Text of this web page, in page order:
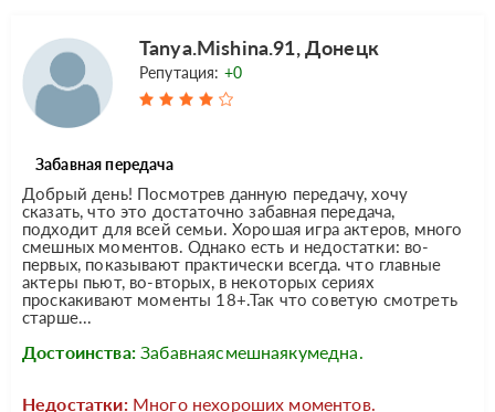
Tanya.Mishina.91, Донецк
Репутация: +0
Забавная передача
Добрый день! Посмотрев данную передачу, хочу
сказать, что это достаточно забавная передача,
подходит для всей семьи. Хорошая игра актеров, много
смешных моментов. Однако есть и недостатки: во-
первых, показывают практически всегда. что главные
актеры пьют, во-вторых, в некоторых сериях
проскакивают моменты 18+.Так что советую смотреть
старше...
Достоинства: Забавнаясмешнаякумедна.
Недостатки: Много нехороших моментов.